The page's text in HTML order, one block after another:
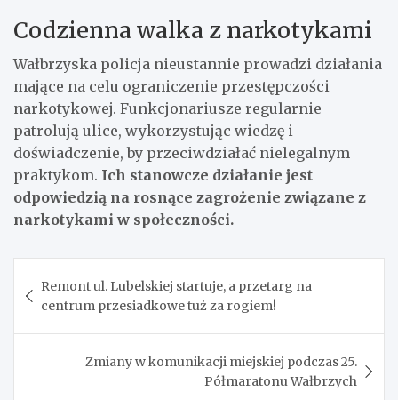
Codzienna walka z narkotykami
Wałbrzyska policja nieustannie prowadzi działania
mające na celu ograniczenie przestępczości
narkotykowej. Funkcjonariusze regularnie
patrolują ulice, wykorzystując wiedzę i
doświadczenie, by przeciwdziałać nielegalnym
praktykom. Ich stanowcze działanie jest
odpowiedzią na rosnące zagrożenie związane z
narkotykami w społeczności.
wpisu
Remont ul. Lubelskiej startuje, a przetarg na
centrum przesiadkowe tuż za rogiem!
Zmiany w komunikacji miejskiej podczas 25.
Półmaratonu Wałbrzych